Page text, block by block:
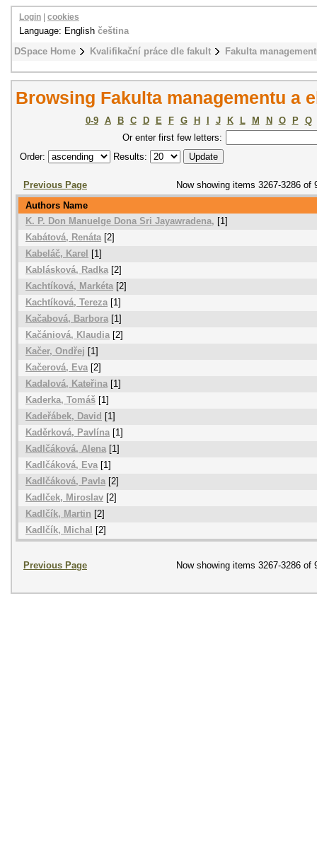
DSpace Home Kvalifikační práce dle fakult Fakulta
Login cookies
Language: English čeština
Browsing Fakulta managementu a
0-9 A B C D E F G H J K L M N O P
Q
Or enter first few letters:
Order:
Results:
Previous Page
Now showing items 3267-3286 of
Authors Name
K. P. Don Manuelge Dona Sri Jayawradena, [1]
Kabátová, Renáta[2]
Kabeláč, Karel
[1]
Kablásková, Radka[2]
Kachtíková, Markéta [2]
Kachtíková, Tereza[1]
Kačabová, Barbora [1]
Kačániová, Klaudia[2]
Kačer, Ondřej [1]
Kačerová, Eva[2]
Kadalová, Kateřina [1]
Kaderka, Tomáš [1]
Kadeřábek, David [1]
Kaděrková, Pavlína[1]
Kadlčáková, Alena [1]
Kadlčáková, Eva[1]
Kadlčáková, Pavla [2]
Kadlček, Miroslav [2]
Kadlčík, Martin [2]
Kadlčík, Michal
[2]
Previous Page Now showing items 3267-3286 of